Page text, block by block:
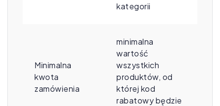
kategorii
Minimalna
kwota
zamówienia
minimalna
wartość
wszystkich
produktów, od
której kod
rabatowy będzie